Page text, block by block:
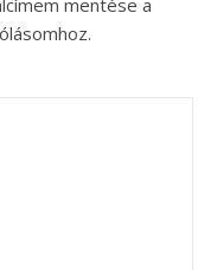
mentése a